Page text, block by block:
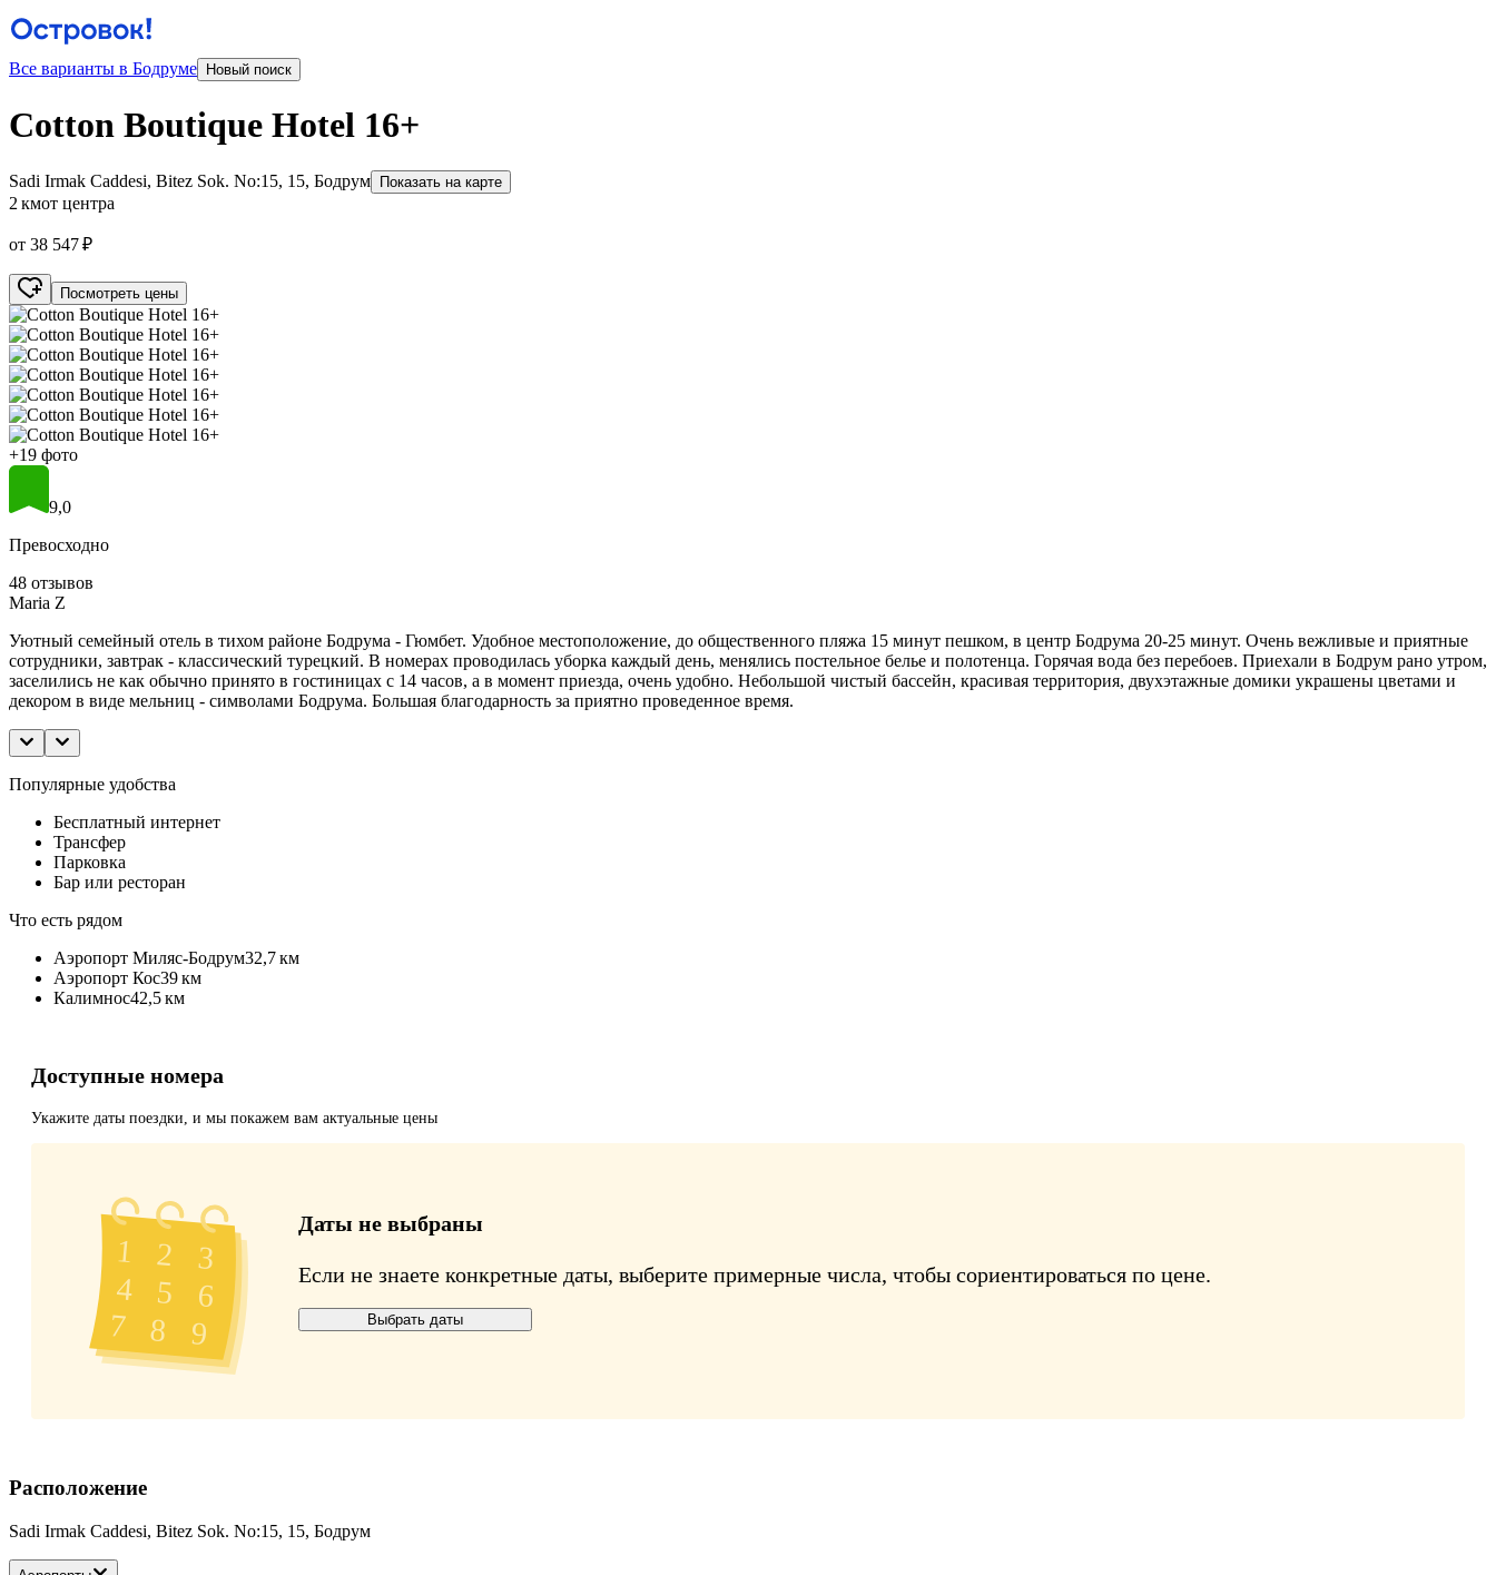
Все варианты в Бодруме Новый поиск
Cotton Boutique Hotel 16+
Sadi Irmak Caddesi, Bitez Sok. No:15, 15, Бодрум Показать на карте
2 кмот центра
от 38 547 ₽
Посмотреть цены
+19 фото
9,0
Превосходно
48 отзывов
Maria Z
Уютный семейный отель в тихом районе Бодрума - Гюмбет. Удобное местоположение, до общественного пляжа 15 минут пешком, в центр Бодрума 20-25 минут. Очень вежливые и приятные
сотрудники, завтрак - классический турецкий. В номерах проводилась уборка каждый день, менялись постельное белье и полотенца. Горячая вода без перебоев. Приехали в Бодрум рано утром,
заселились не как обычно принято в гостиницах с 14 часов, а в момент приезда, очень удобно. Небольшой чистый бассейн, красивая территория, двухэтажные домики украшены цветами и
декором в виде мельниц - символами Бодрума. Большая благодарность за приятно проведенное время.
Популярные удобства
Бесплатный интернет
Трансфер
Парковка
Бар или ресторан
Что есть рядом
Аэропорт Миляс-Бодрум32,7 км
Аэропорт Кос39 км
Калимнос42,5 км
Доступные номера
Укажите даты поездки, и мы покажем вам актуальные цены
Даты не выбраны
Если не знаете конкретные даты, выберите примерные числа, чтобы сориентироваться по цене.
Выбрать даты
Расположение
Sadi Irmak Caddesi, Bitez Sok. No:15, 15, Бодрум